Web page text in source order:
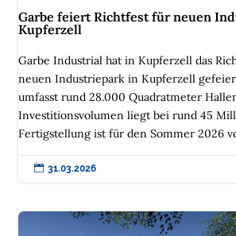
Garbe feiert Richtfest für neuen
Kupferzell
Garbe Industrial hat in Kupferzell das
neuen Industriepark in Kupferzell
umfasst rund 28.000 Quadratmeter
Investitionsvolumen liegt bei rund 45
Fertigstellung ist für den Sommer 2026
 31.03.2026